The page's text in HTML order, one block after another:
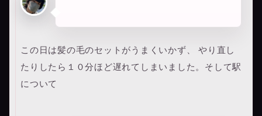
この日は髪の毛のセットがうまくいかず、 やり直し
たりしたら１０分ほど遅れてしまいました。そして駅
について